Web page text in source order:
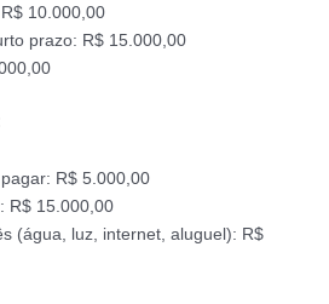
10.000,00
prazo: R$ 15.000,00
R$ 5.000,00
R$ 15.000,00
(água, luz, internet, aluguel): R$